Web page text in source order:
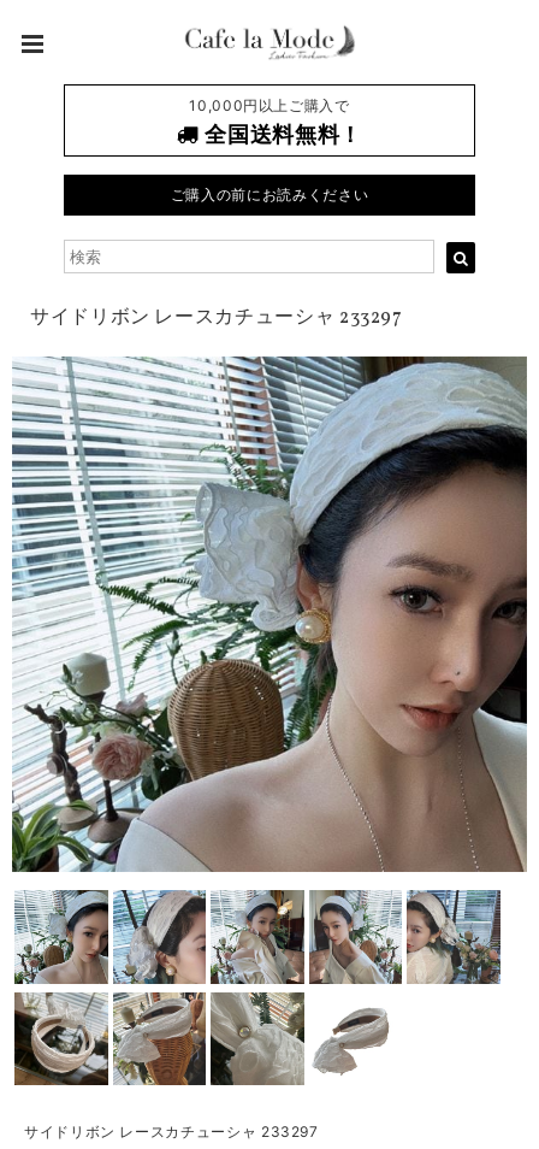
10,000円以上ご購入で
全国送料無料！
ご購入の前にお読みください
サイドリボン レースカチューシャ 233297
サイドリボン レースカチューシャ 233297